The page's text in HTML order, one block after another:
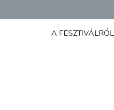
A FESZTIVÁLRÓL